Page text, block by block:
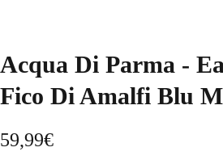
Acqua Di Parma -
Fico Di Amalfi Blu
59,99€